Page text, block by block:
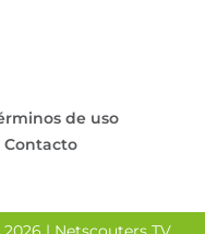
de uso
Contacto